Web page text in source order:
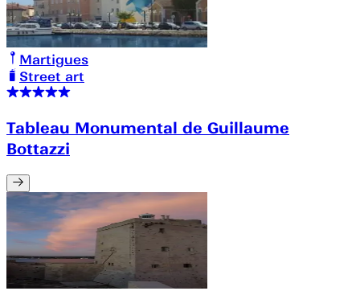
Martigues
Street art
Tableau Monumental de Guillaume
Bottazzi